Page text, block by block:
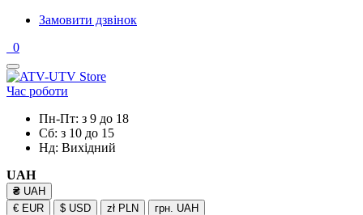
Замовити дзвінок
0
Час роботи
Пн-Пт: з 9 до 18
Сб: з 10 до 15
Нд: Вихідний
UAH
₴ UAH
€ EUR $ USD zł PLN грн. UAH